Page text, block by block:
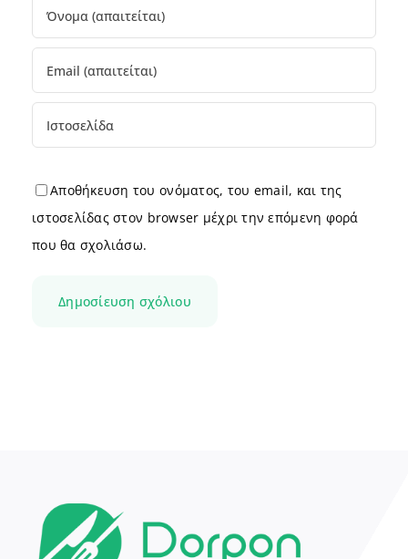
Αποθήκευση του ονόματος, του email, και της
ιστοσελίδας στον browser μέχρι την επόμενη φορά
που θα σχολιάσω.